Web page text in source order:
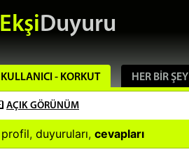
EkşiDuyuru
KULLANICI - KORKUT HER BIR ŞEY
AÇIK GÖRÜNÜM
profil, duyuruları, cevapları